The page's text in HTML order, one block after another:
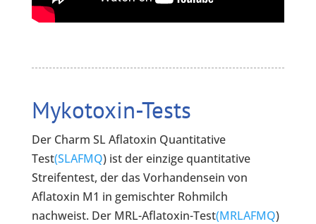
Mykotoxin-Tests
Der Charm SL Aflatoxin Quantitative
Test(SLAFMQ) ist der einzige quantitative
Streifentest, der das Vorhandensein von
Aflatoxin M1 in gemischter Rohmilch
nachweist. Der MRL-Aflatoxin-Test(MRLAFMQ)